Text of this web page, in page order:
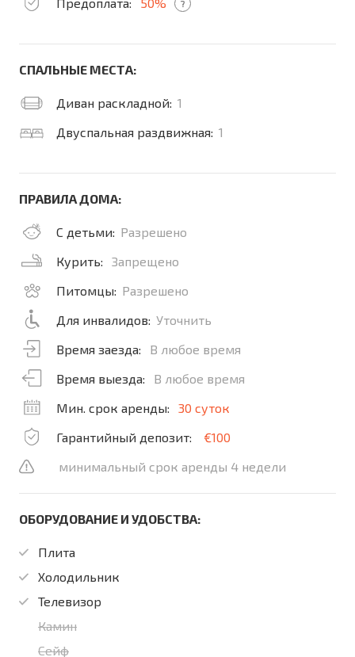
?
СПАЛЬНЫЕ МЕСТА:
Диван раскладной: 1
Двуспальная раздвижная: 1
ПРАВИЛА ДОМА:
С детьми: Разрешено
Курить:
Запрещено
Питомцы: Разрешено
Для инвалидов: Уточнить
Время заезда:
В любое время
Время выезда:
В любое время
Мин. срок аренды:
30 суток
Гарантийный депозит:
€100
минимальный срок аренды 4 недели
ОБОРУДОВАНИЕ И УДОБСТВА:
Плита
Холодильник
Телевизор
Камин
Сейф